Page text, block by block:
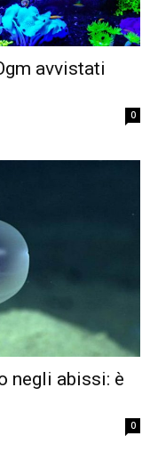
avvistati
0
negli abissi: è
0